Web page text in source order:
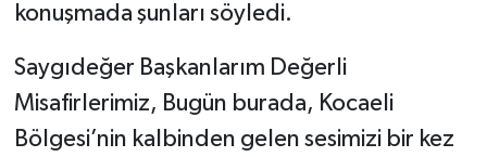
konuşmada şunları söyledi.
Saygıdeğer Başkanlarım Değerli
Misafirlerimiz, Bugün burada, Kocaeli
Bölgesi’nin kalbinden gelen sesimizi bir kez